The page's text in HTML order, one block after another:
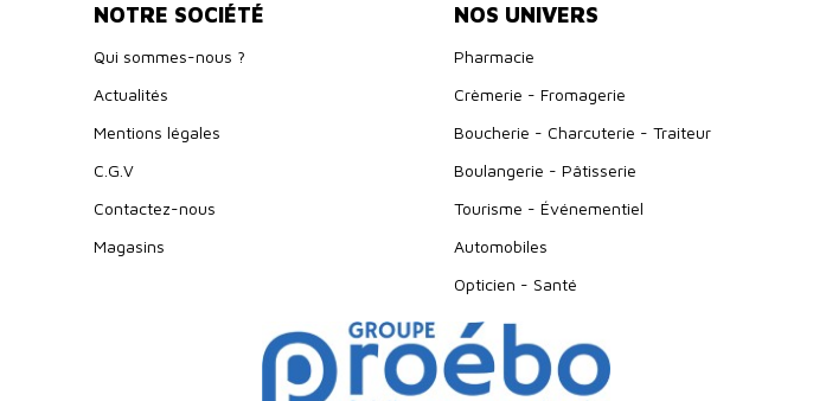
NOTRE SOCIÉTÉ
Qui sommes-nous ?
Actualités
Mentions légales
C.G.V
Contactez-nous
Magasins
NOS UNIVERS
Pharmacie
Crèmerie - Fromagerie
Boucherie - Charcuterie - Traiteur
Boulangerie - Pâtisserie
Tourisme - Événementiel
Automobiles
Opticien - Santé